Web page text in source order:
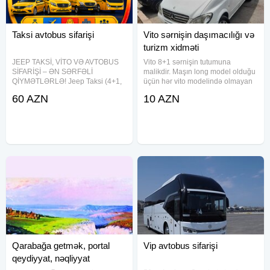
Taksi avtobus sifarişi
JEEP TAKSİ, VİTO VƏ AVTOBUS
SİFARİŞİ – ƏN SƏRFƏLİ
QİYMƏTLƏRLƏ! Jeep Taksi (4+1,
nəfərlik) Mercedes Sprinter (12-22
60 AZN
Vito sərnişin daşımacılığı və
turizm xidməti
Vito 8+1 sərnişin tutumuna
malikdir. Maşın long model olduğu
üçün hər vito modelində olmayan
rus və ingilis dillərinə hakimdir.
10 AZN
Qarabağa getmək, portal
qeydiyyat, nəqliyyat
Vip avtobus sifarişi